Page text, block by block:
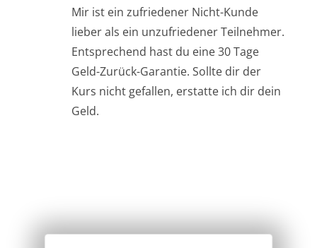
Mir ist ein zufriedener Nicht-Kunde
lieber als ein unzufriedener Teilnehmer.
Entsprechend hast du eine 30 Tage
Geld-Zurück-Garantie. Sollte dir der
Kurs nicht gefallen, erstatte ich dir dein
Geld.